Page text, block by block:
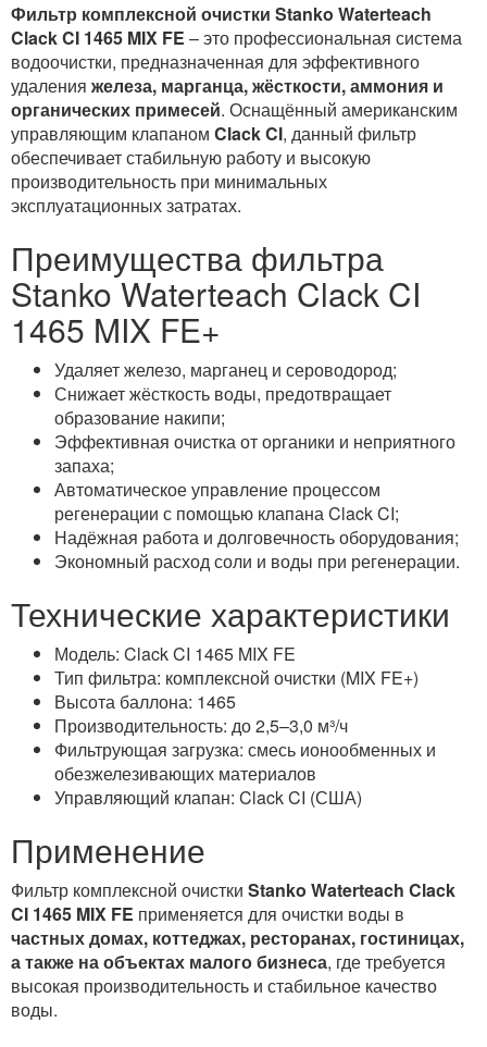
Фильтр комплексной очистки Stanko Waterteach
Clack CI 1465 MIX FE – это профессиональная система
водоочистки, предназначенная для эффективного
удаления железа, марганца, жёсткости, аммония и
органических примесей. Оснащённый американским
управляющим клапаном Clack CI, данный фильтр
обеспечивает стабильную работу и высокую
производительность при минимальных
эксплуатационных затратах.
Преимущества фильтра
Stanko Waterteach Clack CI
1465 MIX FE+
Удаляет железо, марганец и сероводород;
Снижает жёсткость воды, предотвращает
образование накипи;
Эффективная очистка от органики и неприятного
запаха;
Автоматическое управление процессом
регенерации с помощью клапана Clack CI;
Надёжная работа и долговечность оборудования;
Экономный расход соли и воды при регенерации.
Технические характеристики
Модель: Clack CI 1465 MIX FE
Тип фильтра: комплексной очистки (MIX FE+)
Высота баллона: 1465
Производительность: до 2,5–3,0 м³/ч
Фильтрующая загрузка: смесь ионообменных и
обезжелезивающих материалов
Управляющий клапан: Clack CI (США)
Применение
Фильтр комплексной очистки Stanko Waterteach Clack
CI 1465 MIX FE применяется для очистки воды в
частных домах, коттеджах, ресторанах, гостиницах,
а также на объектах малого бизнеса, где требуется
высокая производительность и стабильное качество
воды.